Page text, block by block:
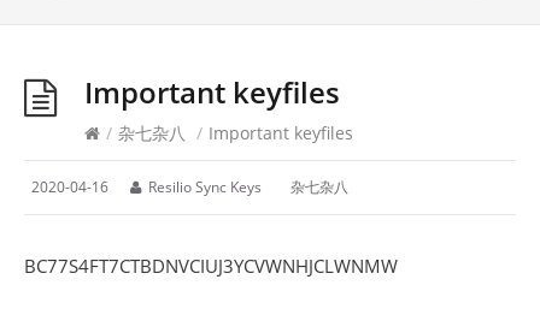
Important keyfiles
/ 杂七杂八 / Important keyfiles
2020-04-16 Resilio Sync Keys 杂七杂八
BC77S4FT7CTBDNVCIUJ3YCVWNHJCLWNMW